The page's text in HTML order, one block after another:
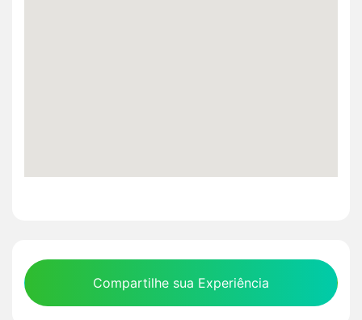
Compartilhe sua Experiência